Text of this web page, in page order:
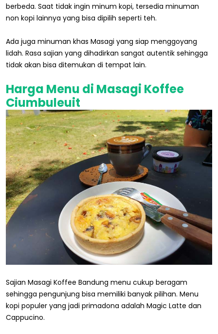
berbeda. Saat tidak ingin minum kopi, tersedia minuman
non kopi lainnya yang bisa dipilih seperti teh.
Ada juga minuman khas Masagi yang siap menggoyang
lidah. Rasa sajian yang dihadirkan sangat autentik sehingga
tidak akan bisa ditemukan di tempat lain.
Harga Menu di Masagi Koffee
Ciumbuleuit
Sajian Masagi Koffee Bandung menu cukup beragam
sehingga pengunjung bisa memiliki banyak pilihan. Menu
kopi populer yang jadi primadona adalah Magic Latte dan
Cappucino.